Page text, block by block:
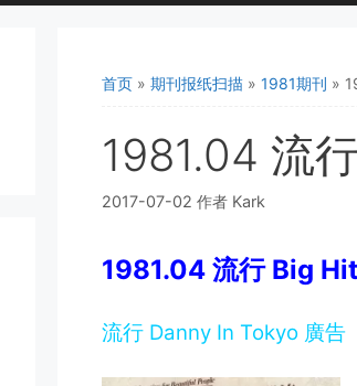
首页 » 期刊报纸扫描 » 1981期刊 »
1981.04 流
2017-07-02 作者 Kark
1981.04 流行 Big
流行 Danny In Tokyo 廣告